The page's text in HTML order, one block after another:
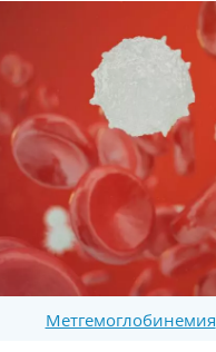
Метгемоглобинемия